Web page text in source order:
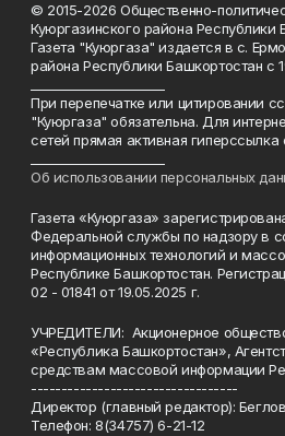
© 2015-2026 Общественно-
Куюргазинского района Республики
Газета "Куюргаза" издается в с.
района Республики Башкортостан с
При перепечатке или цитировании
"Куюргаза" обязательна. Для
сетей прямая активная гиперссылка
Об использовании персональных
Газета «Куюргаза»
Федеральной службы по надзору в
информационных технологий и
Республике Башкортостан.
02 - 01841 от 19.05.2025 г.
УЧРЕДИТЕЛИ: Акционерное
«Республика Башкортостан»,
средствам массовой информации
----------------------------------
Директор (главный редактор):
Телефон: 8(34757) 6-21-12